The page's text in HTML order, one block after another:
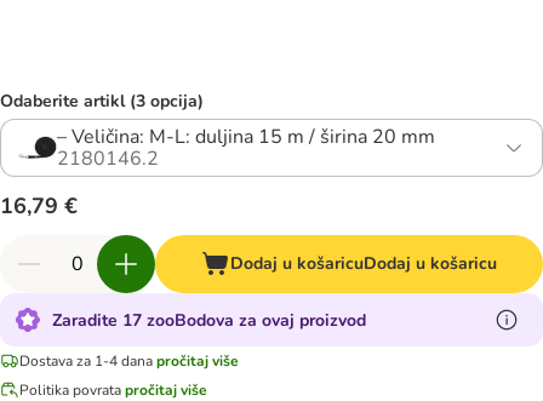
Odaberite artikl (3 opcija)
– Veličina: M-L: duljina 15 m / širina 20 mm
2180146.2
16,79 €
Dodaj u košaricuDodaj u košaricu
Zaradite 17 zooBodova za ovaj proizvod
Dostava za 1-4 danapročitaj više
Politika povratapročitaj više